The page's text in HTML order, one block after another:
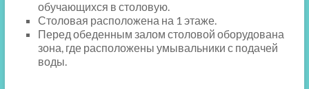
обучающихся в столовую.
Столовая расположена на 1 этаже.
Перед обеденным залом столовой оборудована
зона, где расположены умывальники с подачей
воды.